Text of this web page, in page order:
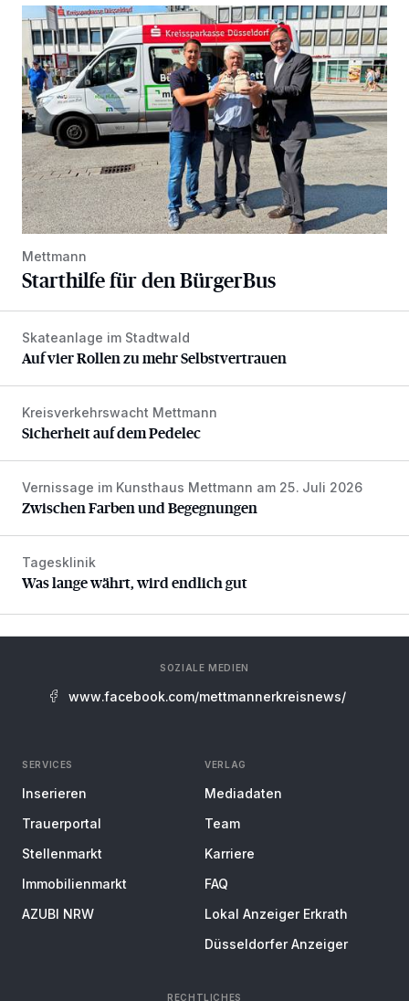
Starthilfe für den BürgerBus
Mettmann
Starthilfe für den BürgerBus
Auf vier Rollen zu mehr Selbstvertrauen
Skateanlage im Stadtwald
Auf vier Rollen zu mehr Selbstvertrauen
Sicherheit auf dem Pedelec
Kreisverkehrswacht Mettmann
Sicherheit auf dem Pedelec
Zwischen Farben und Begegnungen
Vernissage im Kunsthaus Mettmann am 25. Juli 2026
Zwischen Farben und Begegnungen
Was lange währt, wird endlich gut
Tagesklinik
Was lange währt, wird endlich gut
SOZIALE MEDIEN
www.facebook.com/mettmannerkreisnews/
SERVICES
Inserieren
Trauerportal
Stellenmarkt
Immobilienmarkt
AZUBI NRW
VERLAG
Mediadaten
Team
Karriere
FAQ
Lokal Anzeiger Erkrath
Düsseldorfer Anzeiger
RECHTLICHES